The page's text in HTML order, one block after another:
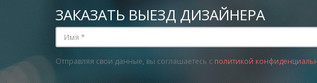
ЗАКАЗАТЬ ВЫЕЗД ДИЗАЙНЕРА
Отправляя свои данные, вы соглашаетесь с политикой